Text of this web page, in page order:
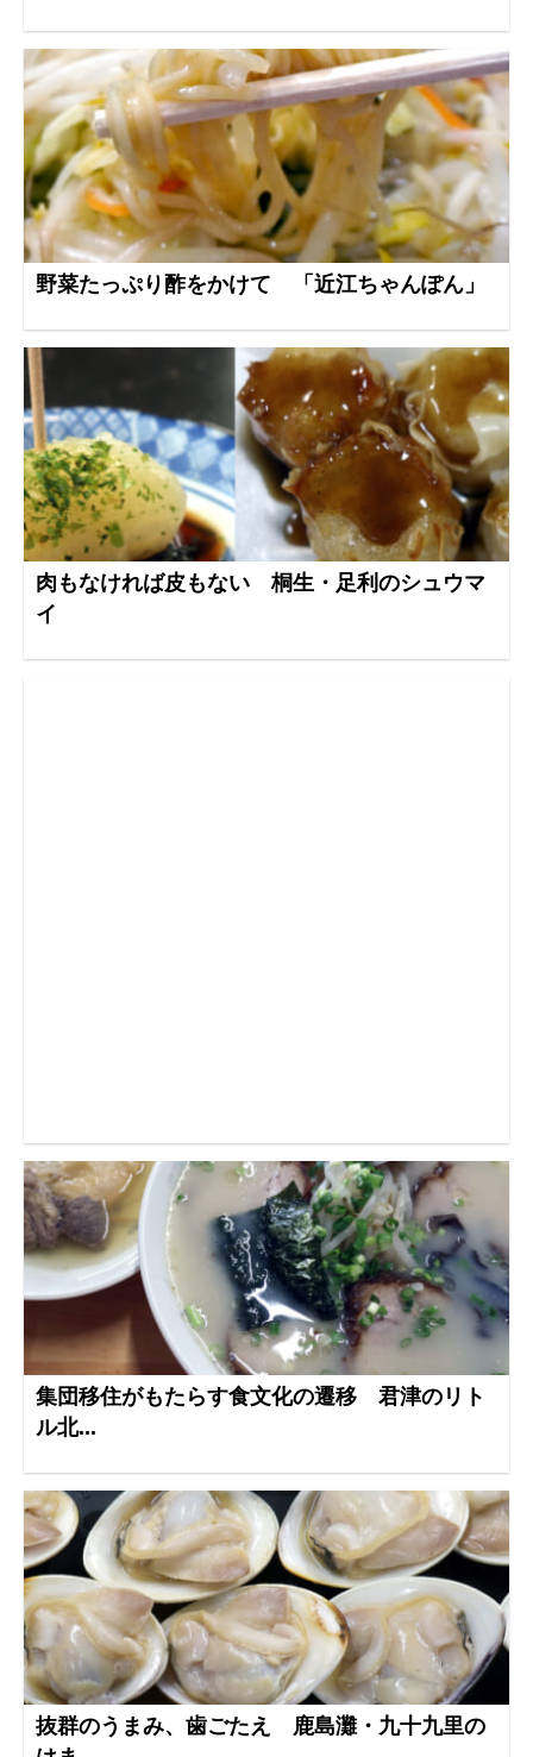
野菜たっぷり酢をかけて 「近江ちゃんぽん」
肉もなければ皮もない 桐生・足利のシュウマ
イ
集団移住がもたらす食文化の遷移 君津のリト
ル北...
抜群のうまみ、歯ごたえ 鹿島灘・九十九里の